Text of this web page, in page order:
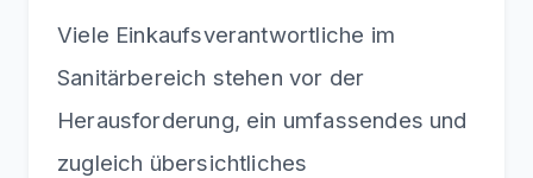
Viele Einkaufsverantwortliche im
Sanitärbereich stehen vor der
Herausforderung, ein umfassendes und
zugleich übersichtliches